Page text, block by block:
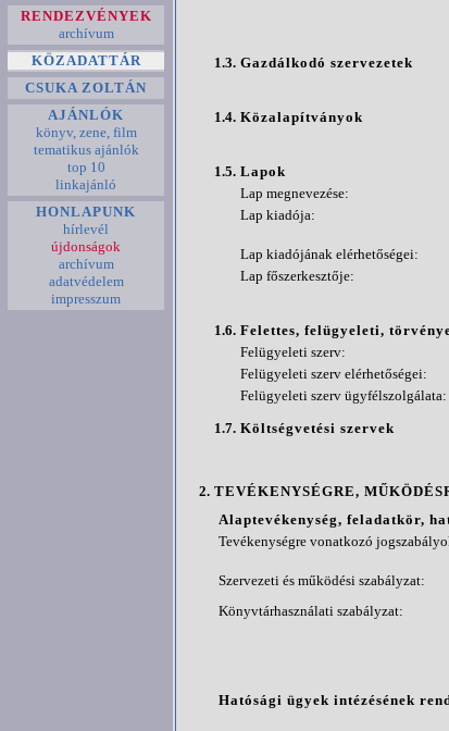
RENDEZVÉNYEK
archívum
KÖZADATTÁR
CSUKA ZOLTÁN
AJÁNLÓK
könyv, zene, film
tematikus ajánlók
top 10
linkajánló
HONLAPUNK
hírlevél
újdonságok
archívum
adatvédelem
impresszum
1.3. Gazdálkodó szervezetek
1.4. Közalapítványok
1.5. Lapok
Lap megnevezése:
Lap kiadója:
Lap kiadójának elérhetőségei:
Lap főszerkesztője:
1.6. Felettes, felügyeleti,
Felügyeleti szerv:
Felügyeleti szerv elérhetőségei:
Felügyeleti szerv ügyfélszolgálata:
1.7. Költségvetési szervek
2. TEVÉKENYSÉGRE,
Alaptevékenység, feladatkör,
Tevékenységre vonatkozó
Szervezeti és működési szabályzat:
Könyvtárhasználati szabályzat:
Hatósági ügyek intézésének